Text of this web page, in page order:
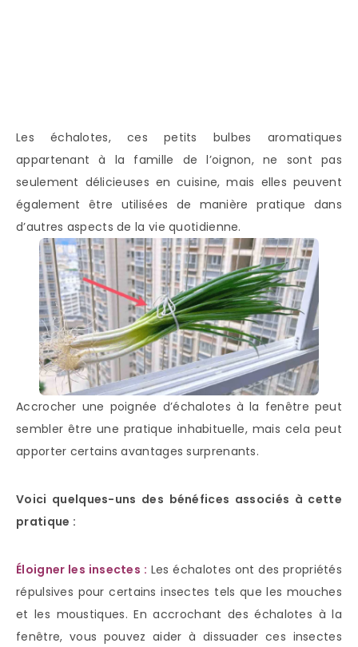
Les échalotes, ces petits bulbes aromatiques
appartenant à la famille de l’oignon, ne sont pas
seulement délicieuses en cuisine, mais elles peuvent
également être utilisées de manière pratique dans
d’autres aspects de la vie quotidienne.
Accrocher une poignée d’échalotes à la fenêtre peut
sembler être une pratique inhabituelle, mais cela peut
apporter certains avantages surprenants.
Voici quelques-uns des bénéfices associés à cette
pratique :
Éloigner les insectes : Les échalotes ont des propriétés
répulsives pour certains insectes tels que les mouches
et les moustiques. En accrochant des échalotes à la
fenêtre, vous pouvez aider à dissuader ces insectes